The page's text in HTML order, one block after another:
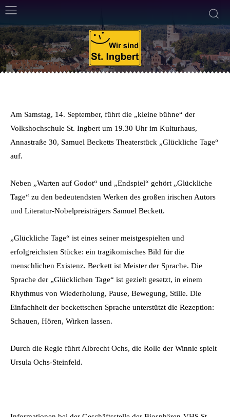
ALLGEMEIN
10. September 2013 Von Alexander Eich Weniger als eineMin. Lesezeit
Am Samstag, 14. September, führt die „kleine bühne“ der
Volkshochschule St. Ingbert um 19.30 Uhr im Kulturhaus,
Annastraße 30, Samuel Becketts Theaterstück „Glückliche Tage“
auf.
Neben „Warten auf Godot“ und „Endspiel“ gehört „Glückliche
Tage“ zu den bedeutendsten Werken des großen irischen Autors
und Literatur-Nobelpreisträgers Samuel Beckett.
„Glückliche Tage“ ist eines seiner meistgespielten und
erfolgreichsten Stücke: ein tragikomisches Bild für die
menschlichen Existenz. Beckett ist Meister der Sprache. Die
Sprache der „Glücklichen Tage“ ist gezielt gesetzt, in einem
Rhythmus von Wiederholung, Pause, Bewegung, Stille. Die
Einfachheit der beckettschen Sprache unterstützt die Rezeption:
Schauen, Hören, Wirken lassen.
Durch die Regie führt Albrecht Ochs, die Rolle der Winnie spielt
Ursula Ochs-Steinfeld.